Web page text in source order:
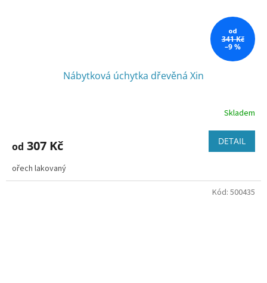
od
341 Kč
–9 %
Nábytková úchytka dřevěná Xin
Skladem
od 307 Kč DETAIL
ořech lakovaný
Kód: 500435